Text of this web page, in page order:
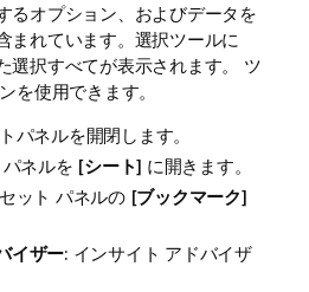
るオプション、およびデータを
まれています。選択ツールに
選択すべてが表示されます。 ツ
を使用できます。
パネルを開閉します。
ネルを [シート] に開きます。
ット パネルの [ブックマーク]
イザー: インサイト アドバイザ